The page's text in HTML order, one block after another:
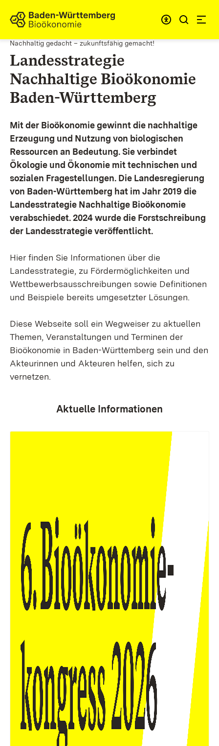
Zum Inhalt springen
Link zur Startseite
Nachhaltig gedacht – zukunftsfähig gemacht!
Landesstrategie
Nachhaltige Bioökonomie
Baden-Württemberg
Mit der Bioökonomie gewinnt die nachhaltige
Erzeugung und Nutzung von biologischen
Ressourcen an Bedeutung. Sie verbindet
Ökologie und Ökonomie mit technischen und
sozialen Fragestellungen. Die Landesregierung
von Baden-Württemberg hat im Jahr 2019 die
Landesstrategie Nachhaltige Bioökonomie
verabschiedet. 2024 wurde die Forstschreibung
der Landesstrategie veröffentlicht.
Hier finden Sie Informationen über die
Landesstrategie, zu Fördermöglichkeiten und
Wettbewerbsausschreibungen sowie Definitionen
und Beispiele bereits umgesetzter Lösungen.
Diese Webseite soll ein Wegweiser zu aktuellen
Themen, Veranstaltungen und Terminen der
Bioökonomie in Baden-Württemberg sein und den
Akteurinnen und Akteuren helfen, sich zu
vernetzen.
Aktuelle Informationen